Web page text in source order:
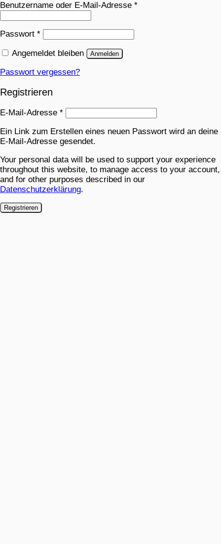
Benutzername oder E-Mail-Adresse *
Passwort *
Angemeldet bleiben Anmelden
Passwort vergessen?
Registrieren
E-Mail-Adresse *
Ein Link zum Erstellen eines neuen Passwort wird an deine
E-Mail-Adresse gesendet.
Your personal data will be used to support your experience
throughout this website, to manage access to your account,
and for other purposes described in our
Datenschutzerklärung.
Registrieren